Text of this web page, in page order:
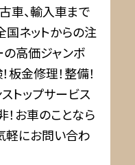
車、輸入車まで
国ネットからの注
の高価ジャンボ
板金修理！整備！
トップサービス
！お車のことなら
軽にお問い合わ